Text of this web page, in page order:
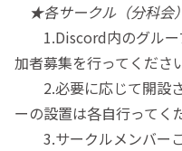
★各サークル（分科会
1.Discord内のグルー
加者募集を行ってくださ
2.必要に応じて開設さ
ーの設置は各自行ってく
3.サークルメンバー